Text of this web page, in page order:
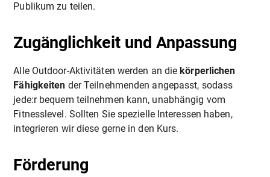
Publikum zu teilen.
Zugänglichkeit und Anpassung
Alle Outdoor-Aktivitäten werden an die körperlichen
Fähigkeiten der Teilnehmenden angepasst, sodass
jede:r bequem teilnehmen kann, unabhängig vom
Fitnesslevel. Sollten Sie spezielle Interessen haben,
integrieren wir diese gerne in den Kurs.
Förderung